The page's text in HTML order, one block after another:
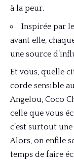
à la peur.
Inspirée par
avant elle,
une source
Et vous, quelle
corde sensible
Angelou, Coco
celle que vous
c’est surtout
Alors, on enfile
temps de faire